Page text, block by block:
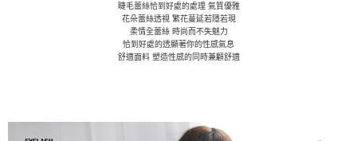
睫毛蕾絲恰到好處的處理 氣質優雅
花朵蕾絲透視 繁花蔓延若隱若現
柔情全蕾絲 時尚而不失魅力
恰到好處的透顯著你的性感氣息
舒適面料 塑造性感的同時兼顧舒適